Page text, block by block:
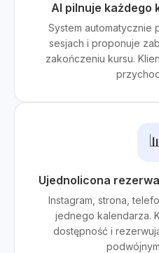
AI pilnuje każdego
System automatycznie
sesjach i proponuje
zakończeniu kursu.
Ujednolicona
Instagram, strona,
jednego kalendarza.
dostępność i